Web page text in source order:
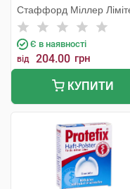
смаку 40 мл 1 туба
Стаффорд Міллер
Є в наявності
від 204.00 грн
КУПИТИ